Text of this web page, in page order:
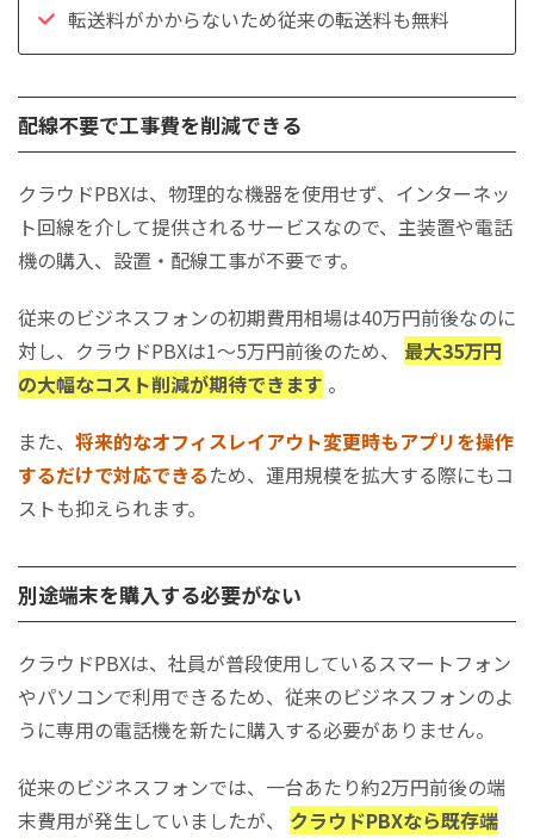
転送料がかからないため従来の転送料も無料
配線不要で工事費を削減できる
クラウドPBXは、物理的な機器を使用せず、インターネッ
ト回線を介して提供されるサービスなので、主装置や電話
機の購入、設置・配線工事が不要です。
従来のビジネスフォンの初期費用相場は40万円前後なのに
対し、クラウドPBXは1～5万円前後のため、 最大35万円
の大幅なコスト削減が期待できます 。
また、 将来的なオフィスレイアウト変更時もアプリを操作
するだけで対応できるため、運用規模を拡大する際にもコ
ストも抑えられます。
別途端末を購入する必要がない
クラウドPBXは、社員が普段使用しているスマートフォン
やパソコンで利用できるため、従来のビジネスフォンのよ
うに専用の電話機を新たに購入する必要がありません。
従来のビジネスフォンでは、一台あたり約2万円前後の端
末費用が発生していましたが、 クラウドPBXなら既存端